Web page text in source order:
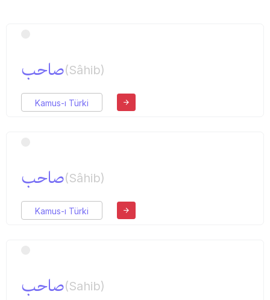
صاحب(Sâhib)
Kamus-ı Türki
صاحب(Sâhib)
Kamus-ı Türki
صاحب(Sahib)